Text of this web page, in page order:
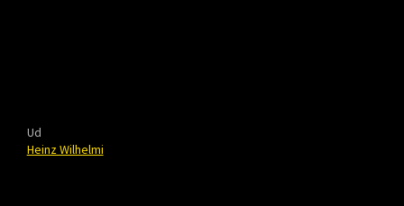
Ud
Heinz Wilhelmi